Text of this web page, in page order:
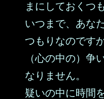
まにしておくつ
いつまで、あな
つもりなのです
（心の中の）争
なりません。
疑いの中に時間